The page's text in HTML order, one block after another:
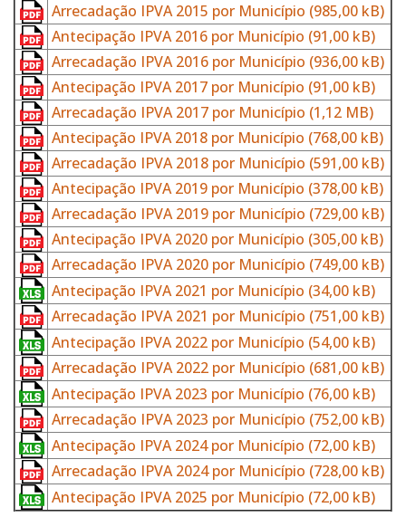
Arrecadação IPVA 2015 por Município (985,00 kB)
Antecipação IPVA 2016 por Município (91,00 kB)
Arrecadação IPVA 2016 por Município (936,00 kB)
Antecipação IPVA 2017 por Município (91,00 kB)
Arrecadação IPVA 2017 por Município (1,12 MB)
Antecipação IPVA 2018 por Município (768,00 kB)
Arrecadação IPVA 2018 por Município (591,00 kB)
Antecipação IPVA 2019 por Município (378,00 kB)
Arrecadação IPVA 2019 por Município (729,00 kB)
Antecipação IPVA 2020 por Município (305,00 kB)
Arrecadação IPVA 2020 por Município (749,00 kB)
Antecipação IPVA 2021 por Município (34,00 kB)
Arrecadação IPVA 2021 por Município (751,00 kB)
Antecipação IPVA 2022 por Município (54,00 kB)
Arrecadação IPVA 2022 por Município (681,00 kB)
Antecipação IPVA 2023 por Município (76,00 kB)
Arrecadação IPVA 2023 por Município (752,00 kB)
Antecipação IPVA 2024 por Município (72,00 kB)
Arrecadação IPVA 2024 por Município (728,00 kB)
Antecipação IPVA 2025 por Município (72,00 kB)